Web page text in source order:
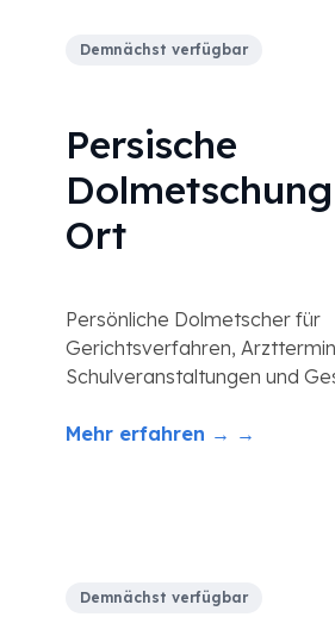
Demnächst verfügbar
Persische
Ort
Persönliche Dolmetscher für
Gerichtsverfahren,
Schulveranstaltungen und
Mehr erfahren → →
Demnächst verfügbar